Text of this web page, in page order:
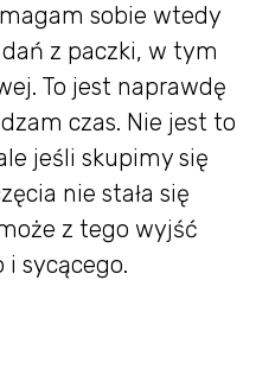
sobie wtedy
z paczki, w tym
To jest naprawdę
czas. Nie jest to
jeśli skupimy się
nie stała się
z tego wyjść
sycącego.